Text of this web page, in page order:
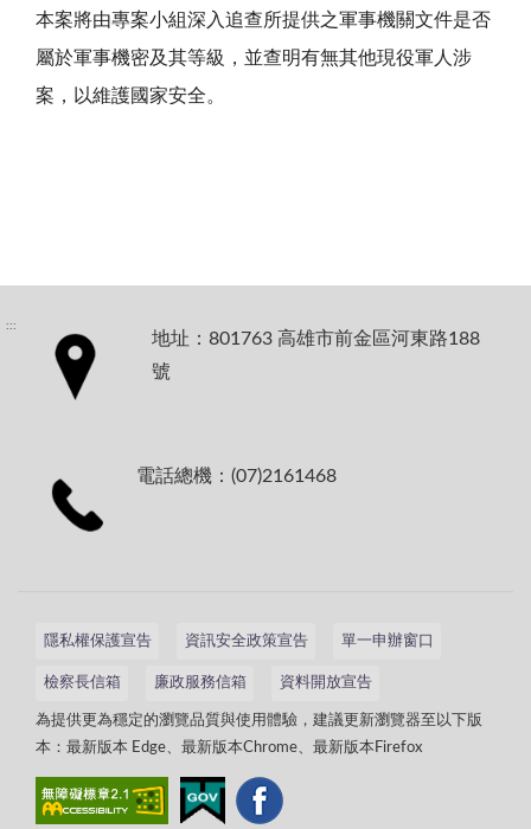
本案將由專案小組深入追查所提供之軍事機關文件是否
屬於軍事機密及其等級，並查明有無其他現役軍人涉
案，以維護國家安全。
:::
地址：801763 高雄市前金區河東路188
號
電話總機：(07)2161468
隱私權保護宣告 資訊安全政策宣告 單一申辦窗口
檢察長信箱 廉政服務信箱 資料開放宣告
為提供更為穩定的瀏覽品質與使用體驗，建議更新瀏覽器至以下版
本：最新版本 Edge、最新版本Chrome、最新版本Firefox